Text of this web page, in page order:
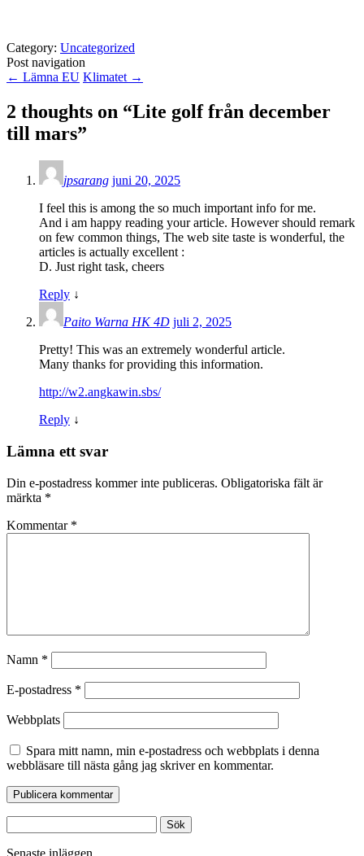
Category: Uncategorized
Post navigation
← Lämna EU Klimatet →
2 thoughts on “Lite golf från december
till mars”
jpsarang juni 20, 2025
I feel this is among the so much important info for me.
And i am happy reading your article. However should remark
on few common things, The web site taste is wonderful, the
articles is actually excellent :
D. Just right task, cheers
Reply ↓
Paito Warna HK 4D juli 2, 2025
Pretty! This was an extremely wonderful article.
Many thanks for providing this information.
http://w2.angkawin.sbs/
Reply ↓
Lämna ett svar
Din e-postadress kommer inte publiceras. Obligatoriska fält är
märkta *
Kommentar *
Namn *
E-postadress *
Webbplats
Spara mitt namn, min e-postadress och webbplats i denna
webbläsare till nästa gång jag skriver en kommentar.
efter:
Senaste inläggen